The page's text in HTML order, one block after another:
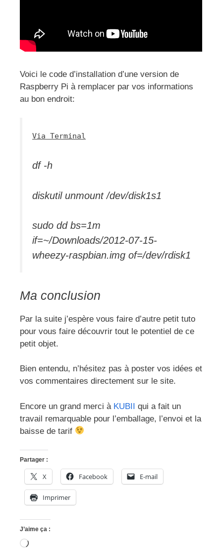
Voici le code d’installation d’une version de
Raspberry Pi à remplacer par vos informations
au bon endroit:
Via Terminal
df -h
diskutil unmount /dev/disk1s1
sudo dd bs=1m
if=~/Downloads/2012-07-15-
wheezy-raspbian.img of=/dev/rdisk1
Ma conclusion
Par la suite j’espère vous faire d’autre petit tuto
pour vous faire découvrir tout le potentiel de ce
petit objet.
Bien entendu, n’hésitez pas à poster vos idées et
vos commentaires directement sur le site.
Encore un grand merci à KUBII qui a fait un
travail remarquable pour l’emballage, l’envoi et la
baisse de tarif
Partager :
X Facebook E-mail
Imprimer
J’aime ça :
Chargement…